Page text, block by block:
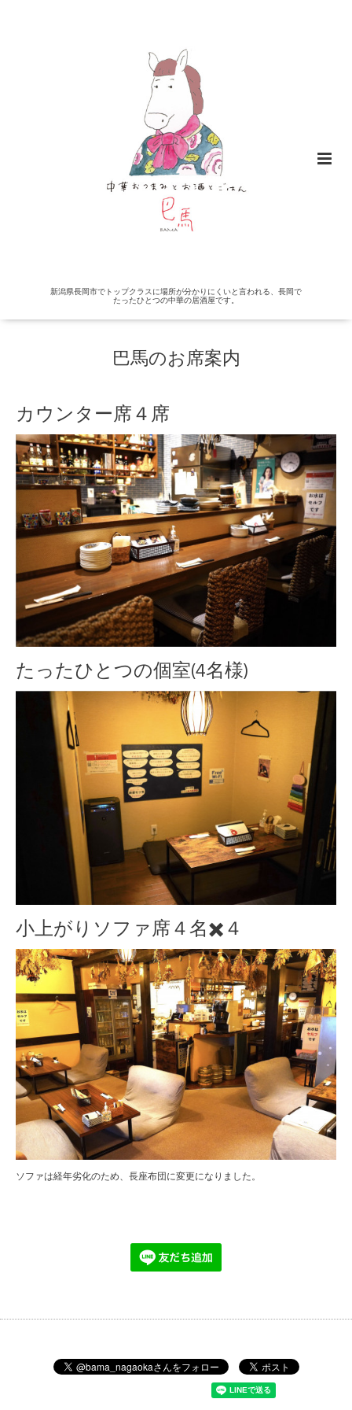
新潟県長岡市でトップクラスに場所が分かりにくいと言われる、長岡で
たったひとつの中華の居酒屋です。
巴馬のお席案内
カウンター席４席
たったひとつの個室(4名様)
小上がりソファ席４名✖️４
ソファは経年劣化のため、長座布団に変更になりました。